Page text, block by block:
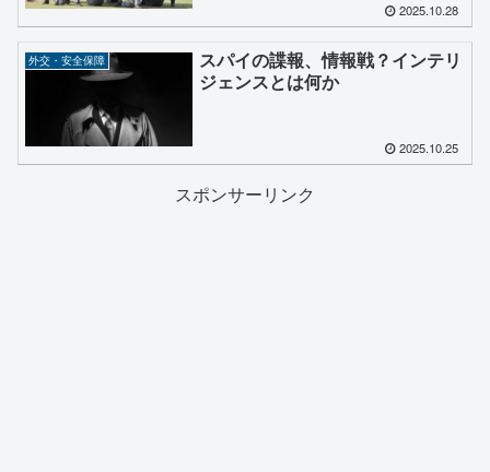
2025.10.28
外交・安全保障
スパイの諜報、情報戦？インテリ
ジェンスとは何か
2025.10.25
スポンサーリンク